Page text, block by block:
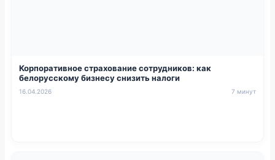
Корпоративное страхование сотрудников: как
белорусскому бизнесу снизить налоги
16.04.2026 7 минут